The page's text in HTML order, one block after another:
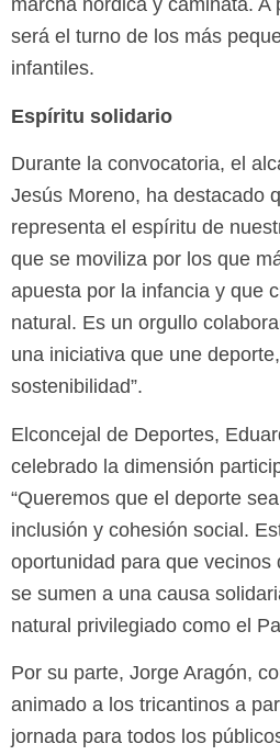
marcha nórdica y caminata. A
será el turno de los más
infantiles.
Espíritu solidario
Durante la convocatoria, el
Jesús Moreno, ha destacado
representa el espíritu de
que se moviliza por los que
apuesta por la infancia y que
natural. Es un orgullo
una iniciativa que une
sostenibilidad”.
Elconcejal de Deportes,
celebrado la dimensión
“Queremos que el deporte
inclusión y cohesión social.
oportunidad para que vecinos
se sumen a una causa
natural privilegiado como el
Por su parte, Jorge Aragón,
animado a los tricantinos a
jornada para todos los